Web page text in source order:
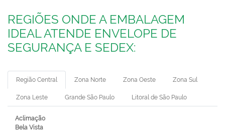
REGIÕES ONDE A EMBALAGEM
IDEAL ATENDE ENVELOPE DE
SEGURANÇA E SEDEX:
Região Central Zona Norte Zona Oeste Zona Sul
Zona Leste Grande São Paulo Litoral de São Paulo
Aclimação
Bela Vista